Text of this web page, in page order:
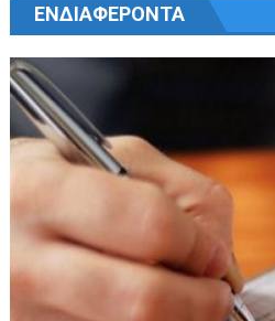
ΕΝΔΙΑΦΕΡΟΝΤΑ